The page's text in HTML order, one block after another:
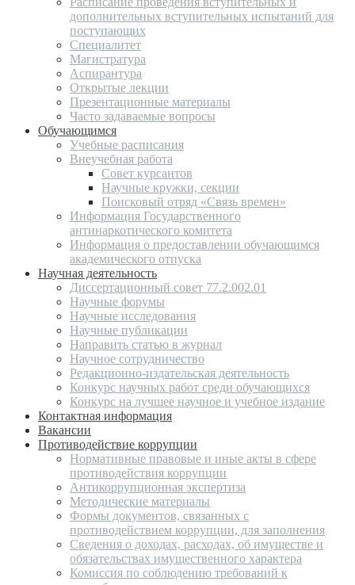
дополнительных вступительных испытаний для
поступающих
Специалитет
Магистратура
Аспирантура
Открытые лекции
Презентационные материалы
Часто задаваемые вопросы
Обучающимся
Учебные расписания
Внеучебная работа
Совет курсантов
Научные кружки, секции
Поисковый отряд «Связь времен»
Информация Государственного
антинаркотического комитета
Информация о предоставлении обучающимся
академического отпуска
Научная деятельность
Диссертационный совет 77.2.002.01
Научные форумы
Научные исследования
Научные публикации
Направить статью в журнал
Научное сотрудничество
Редакционно-издательская деятельность
Конкурс научных работ среди обучающихся
Конкурс на лучшее научное и учебное издание
Контактная информация
Вакансии
Противодействие коррупции
Нормативные правовые и иные акты в сфере
противодействия коррупции
Антикоррупционная экспертиза
Методические материалы
Формы документов, связанных с
противодействием коррупции, для заполнения
Сведения о доходах, расходах, об имуществе и
обязательствах имущественного характера
Комиссия по соблюдению требований к